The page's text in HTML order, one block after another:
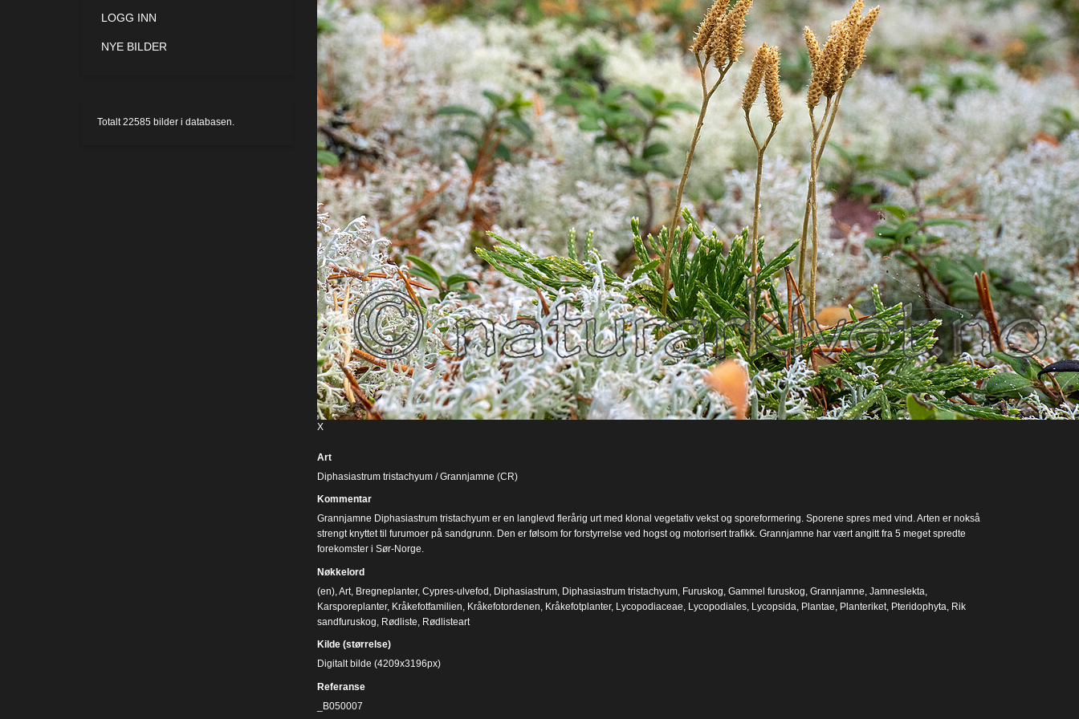
X
Art
Diphasiastrum tristachyum / Grannjamne (CR)
Kommentar
Grannjamne Diphasiastrum tristachyum er en langlevd flerårig urt med klonal vegetativ vekst og sporeformering. Sporene spres med vind. Arten er nokså
strengt knyttet til furumoer på sandgrunn. Den er følsom for forstyrrelse ved hogst og motorisert trafikk. Grannjamne har vært angitt fra 5 meget spredte
forekomster i Sør-Norge.
Nøkkelord
(en), Art, Bregneplanter, Cypres-ulvefod Diphasiastrum, Diphasiastrum tristachyum, Furuskog Gammel furuskog Grannjamne Jamneslekta
Karsporeplanter, Kråkefotfamilien Kråkefotordenen Kråkefotplanter, Lycopodiaceae Lycopodiales, Lycopsida Plantae Planteriket, Pteridophyta Rik
sandfuruskog Rødliste Rødlisteart
Kilde (størrelse)
Digitalt bilde (4209x3196px)
Referanse
_B050007
LOGG INN
NYE BILDER
Totalt22585 bilder i databasen.